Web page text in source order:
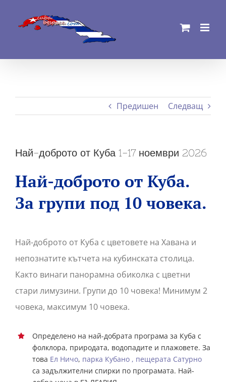
Предишен Следващ
Най-доброто от Куба 1-17 ноември 2026
Най-доброто от Куба.
За групи под 10 човека.
Най-доброто от Куба с цветовете на Хавана и
непознатите кътчета на кубинската столица.
Както винаги панорамна обиколка с цветни
стари лимузини. Групи до 10 човека! Минимум 2
човека, максимум 10 човека.
Определено на най-добрата програма за Куба с
фолклора, природата, водопадите и плажовете. За
това Ел Ничо, парка Кубано , пещерата Сатурно
са задължителни спирки по програмата. Най-